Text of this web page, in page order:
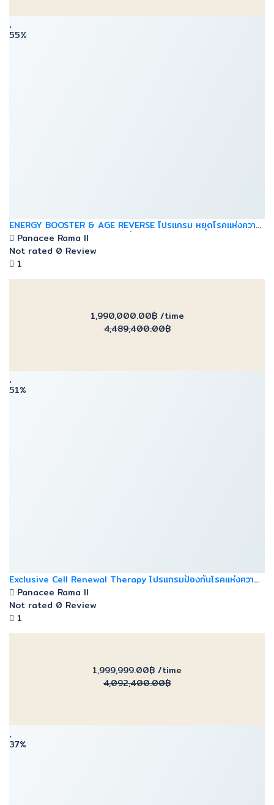
55%
ENERGY BOOSTER & AGE REVERSE โปรแกรม หยุดโรคแห่งความ
ทรมาน กอบกู้ พร้อมชะลอความเสื่อมในระดับเซลล์ ย้อนวัยให้สุขภาพ
Panacee Rama ll
Not rated 0 Review
1
1,990,000.00฿ /time
4,489,400.00฿
51%
Exclusive Cell Renewal Therapy โปรแกรมป้องกันโรคแห่งความ
ชราภาพ
Panacee Rama ll
Not rated 0 Review
1
1,999,999.00฿ /time
4,092,400.00฿
37%